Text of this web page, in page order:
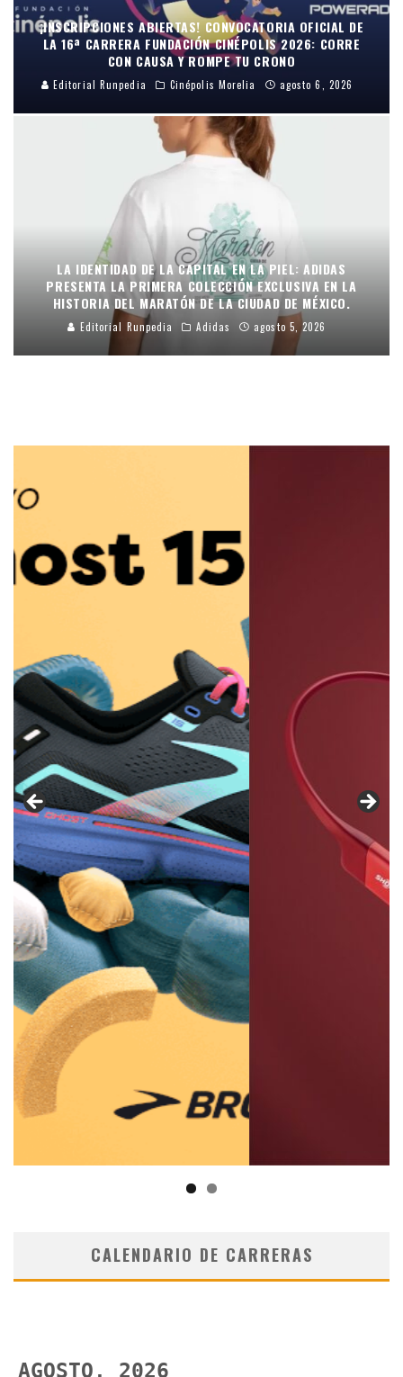
¡INSCRIPCIONES ABIERTAS! CONVOCATORIA OFICIAL DE
LA 16ª CARRERA FUNDACIÓN CINÉPOLIS 2026: CORRE
CON CAUSA Y ROMPE TU CRONO
Editorial Runpedia Cinépolis Morelia agosto 6, 2026
LA IDENTIDAD DE LA CAPITAL EN LA PIEL: ADIDAS
PRESENTA LA PRIMERA COLECCIÓN EXCLUSIVA EN LA
HISTORIA DEL MARATÓN DE LA CIUDAD DE MÉXICO.
Editorial Runpedia Adidas agosto 5, 2026
CALENDARIO DE CARRERAS
AGOSTO, 2026